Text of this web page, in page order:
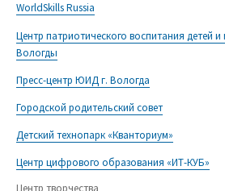
WorldSkills Russia
Центр патриотического воспитания детей
Вологды
Пресс-центр ЮИД г. Вологда
Городской родительский совет
Детский технопарк «Кванториум»
Центр цифрового образования «ИТ-КУБ»